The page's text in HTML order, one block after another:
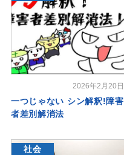
2026年2月20日
一つじゃない シン解釈!障害
者差別解消法
社会